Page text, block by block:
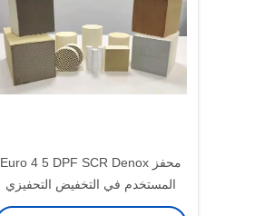
محفز Euro 4 5 DPF SCR Denox
المستخدم في التخفيض التحفيزي
الانتقائي لأكسيد النيتروجين